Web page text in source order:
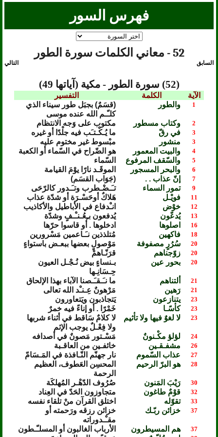
فهرس السور
52 - معاني الكلمات سورة الطور
التالي السابق
(52) سورة الطور - مكية (آياتها 49)
الآية الكلمة التفسير
1 والطور
(قسَمٌ) بجبَل طور سيناء الذي
كلـّـم الله عنده موسى
2 وكتاب مسطور مكتوب على وَجه الانتظام
3 في رقّ ما يُـكْـتـَب فيه جلْدًا أو غيره
3 منشور مبْسوط غير مختوم عليه
4 والبيت المعمور هو الضّراح في السّماء أو الكعبة
5 والسّقف المرفوع السّماء
6 والبحر المسجور الموقَـد نارًا يوْمَ القيامة
7 إنّ عذاب . . (جَوَاب القسَم)
9 تمور السماء تـَـضْـطرب وتـَـدور كالرّحَى
11 فويْـل هَلاكٌ أوحَسْـرَة أو شدّة عذاب
12 خوْض انـْدفاع في الأباطيل والأكاذيب
13 يُدعّون يُدفعون بـِعُـنـْـفٍ وشدّة
16 اصلوها ادخلوها . أو قاسوا حرّها
18 فاكهين مُتلذذين نـَـاعمين مَسْرورين
20 سُرُرٍ مصفوفة مَوْصولٍ بعضها ببعـض باستواءٍ
20 زوّجناهم قرَنّـاهمْ
20 بحور عين
بـنساءٍ بيض نُـجْـل العيون
حِـسَانِـها
21 ألتناهم ما نـَـقـَـصنا الآباء بهذا الإلحاق
21 رَهين مَرْهونٌ عِـنـْد الله تعالى
23 يتنازعون يَتجاذبون ويَتعاورون
23 كأسًـا خَمْرًا . أو إناءً فيه خمرٌ
23 لا لغوٌ فيها ولا تأثيم
لا كلامٌ سَاقط في أثناء شربها
ولا فِعْـلٌ يوجب الإثم
24 لؤلؤ مكْـنونٌ مَسْـتور مَصونٌ في أصدافه
26 مشفـقـين خائفـين من العاقـبة
27 عذاب السّموم نار جهنّم النّـافذة في المَـسَامّ
28 هو البرّ الرحيم
المحسِن العَطوف، العظيم
الرحمة
30 رَيْبَ المَنون صُرُوف الدّهْـر المُهلكَة
32 قوْمٌ طاغون متجاوزون الحَدّ في العِناد
33 تقوّله اختلق القرآن منْ تلقاء نفسه
37 خزائن ربّـك
خزائن رزقه ورَحمته أو
مقـْـدوراته
37 هم المسيطرون الأرباب الغالبون أو المسلـّـطون